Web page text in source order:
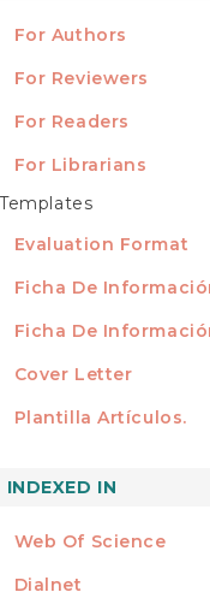
For Authors
For Reviewers
For Readers
For Librarians
TEMPLATES
Evaluation Format
Ficha De
Ficha De
Cover Letter
Plantilla Artículos.
INDEXED IN
Web Of Science
Dialnet